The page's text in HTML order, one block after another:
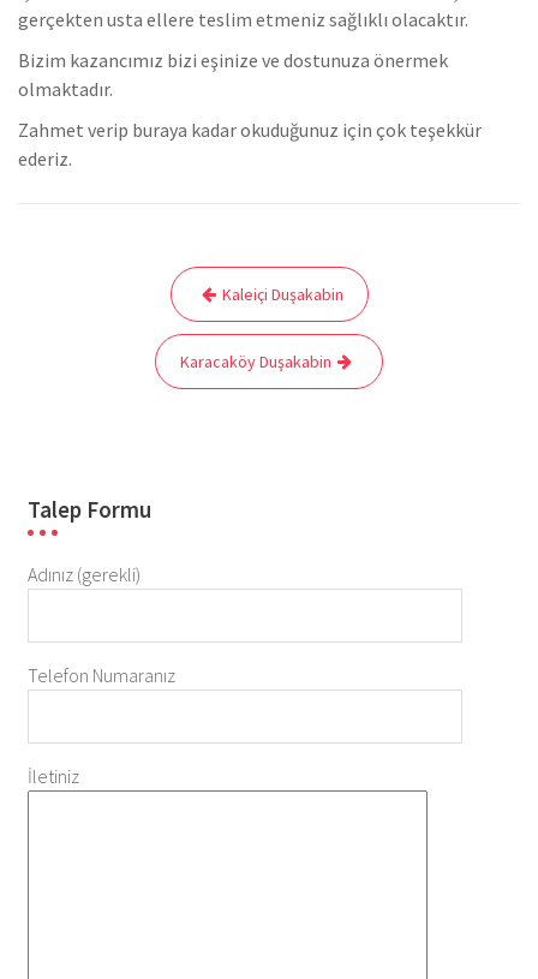
gerçekten usta ellere teslim etmeniz sağlıklı olacaktır.
Bizim kazancımız bizi eşinize ve dostunuza önermek
olmaktadır.
Zahmet verip buraya kadar okuduğunuz için çok teşekkür
ederiz.
Kaleiçi Duşakabin
Karacaköy Duşakabin
Talep Formu
Adınız (gerekli)
Telefon Numaranız
İletiniz